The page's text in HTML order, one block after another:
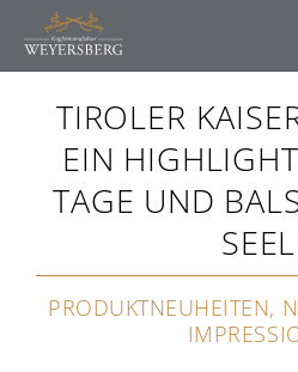
TIROLER
EIN
TAGE UND
PRODUKTNEUHEITEN,